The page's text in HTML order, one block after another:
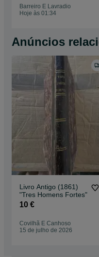
Barreiro E Lavradio
Hoje às 01:34
Anúncios
Livro Antigo (1861)
"Tres Homens Fortes"
10 €
Covilhã E Canhoso
15 de julho de 2026